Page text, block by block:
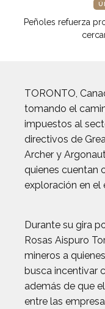
Peñoles refuerza
TORONTO,
tomando el
impuestos al
directivos de
Archer y
quienes cuentan
exploración en el
Durante su gira
Rosas Aispuro
mineros a
busca incentivar
además de que
entre las